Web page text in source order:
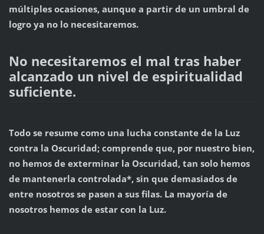
múltiples ocasiones, aunque a partir de un umbral de
logro ya no lo necesitaremos.
No necesitaremos el mal tras haber
alcanzado un nivel de espiritualidad
suficiente.
Todo se resume como una lucha constante de la Luz
contra la Oscuridad; comprende que, por nuestro bien,
no hemos de exterminar la Oscuridad, tan solo hemos
de mantenerla controlada*, sin que demasiados de
entre nosotros se pasen a sus filas. La mayoría de
nosotros hemos de estar con la Luz.